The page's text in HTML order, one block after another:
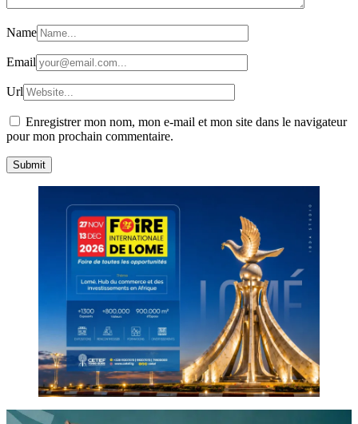
Name
Email
Url
Enregistrer mon nom, mon e-mail et mon site dans le navigateur
pour mon prochain commentaire.